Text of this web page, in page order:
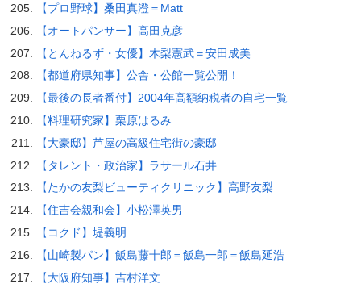
【プロ野球】桑田真澄＝Matt
【オートパンサー】高田克彦
【とんねるず・女優】木梨憲武＝安田成美
【都道府県知事】公舎・公館一覧公開！
【最後の長者番付】2004年高額納税者の自宅一覧
【料理研究家】栗原はるみ
【大豪邸】芦屋の高級住宅街の豪邸
【タレント・政治家】ラサール石井
【たかの友梨ビューティクリニック】高野友梨
【住吉会親和会】小松澤英男
【コクド】堤義明
【山崎製パン】飯島藤十郎＝飯島一郎＝飯島延浩
【大阪府知事】吉村洋文